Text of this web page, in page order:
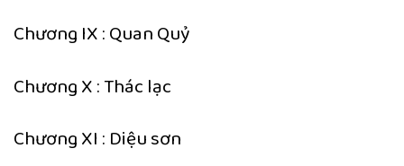
Chương IX : Quan Quỷ
Chương X : Thác lạc
Chương XI : Diệu sơn